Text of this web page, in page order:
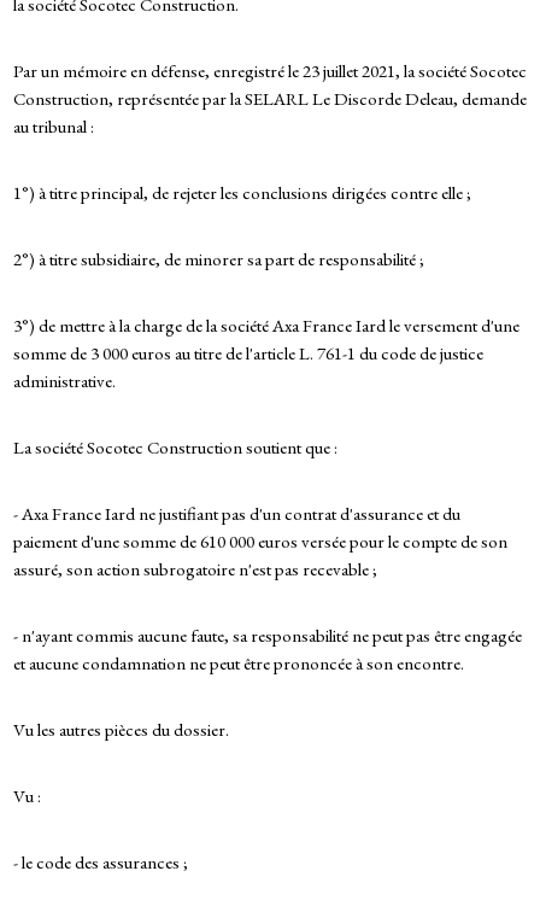
Par un mémoire en défense, enregistré le 23 juillet 2021, la société Socotec
Construction, représentée par la SELARL Le Discorde Deleau, demande
au tribunal :
1°) à titre principal, de rejeter les conclusions dirigées contre elle ;
2°) à titre subsidiaire, de minorer sa part de responsabilité ;
3°) de mettre à la charge de la société Axa France Iard le versement d'une
somme de 3 000 euros au titre de l'article L. 761-1 du code de justice
administrative.
La société Socotec Construction soutient que :
- Axa France Iard ne justifiant pas d'un contrat d'assurance et du
paiement d'une somme de 610 000 euros versée pour le compte de son
assuré, son action subrogatoire n'est pas recevable ;
- n'ayant commis aucune faute, sa responsabilité ne peut pas être engagée
et aucune condamnation ne peut être prononcée à son encontre.
Vu les autres pièces du dossier.
Vu :
- le code des assurances ;